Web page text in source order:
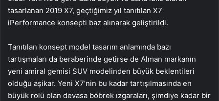
tasarlanan 2019 X7, geçtiğimiz yıl tanıtılan X7
iPerformance konsepti baz alınarak geliştirildi.
Tanıtılan konsept model tasarım anlamında bazı
tartışmaları da beraberinde getirse de Alman markanın
yeni amiral gemisi SUV modelinden büyük beklentileri
olduğu aşikar. Yeni X7’nin bu kadar tartışılmasında en
büyük rolü olan devasa böbrek ızgaraları, şimdiye kadar bir